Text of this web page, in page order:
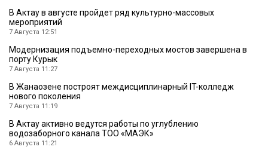
В Актау в августе пройдет ряд культурно-массовых
мероприятий
7 Августа 12:51
Модернизация подъемно-переходных мостов завершена в
порту Курык
7 Августа 11:27
В Жанаозене построят междисциплинарный IT-колледж
нового поколения
7 Августа 11:19
В Актау активно ведутся работы по углублению
водозаборного канала ТОО «МАЭК»
6 Августа 11:21